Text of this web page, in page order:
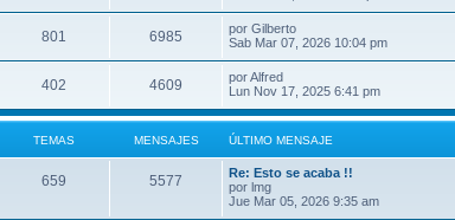
801 6985 por Gilberto
Sab Mar 07, 2026 10:04 pm
402 4609 porAlfred
Lun Nov 17, 2025 6:41 pm
TEMAS MENSAJES ÚLTIMO MENSAJE
659 5577
Re: Esto se acaba !!
por lmg
Jue Mar 05, 2026 9:35 am